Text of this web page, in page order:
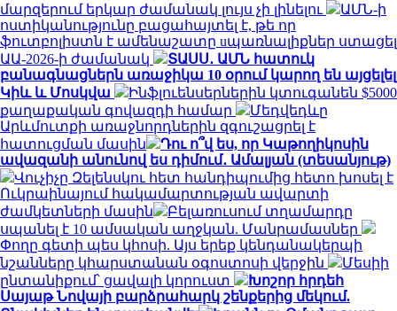
մարզերում երկար ժամանակ լույս չի լինելու
ԱՄՆ-ի
ոստիկանությունը բացահայտել է, թե որ
ֆուտբոլիստն է ամենաշատը uպառնալիքներ ստացել
ԱԱ-2026-ի ժամանակ
ՏԱՍՍ․ ԱՄՆ հատուկ
բանագնացներն առաջիկա 10 օրում կարող են այցելել
Կիև և Մոսկվա
Ինֆլուենսերներին կտուգանեն $5000
քաղաքական գովազդի համար
Մեդվեդևը
Արևմուտքի առաջնորդներին զգուշացրել է
հատուցման մասին
Դու ո՞վ ես, որ Կաթողիկոսին
ավազանի անունով ես դիմում․ Ամալյան (տեսանյութ)
Վուչիչը Զելենսկու հետ հանդիպումից հետո խոսել է
Ուկրաինայում հակամարտության ավարտի
ժամկետների մասին
Բելառուսում տղամարդը
սպանել է 10 ամսական աղջկան. Մանրամասներ
Փողը գետի պես կհոսի. Այս երեք կենդանակերպի
նշանները կհարստանան օգոստոսի վերջին
Մեսիի
ընտանիքում՝ ցավալի կորուստ
Խոշոր հրդեհ
Սայաթ Նովայի բարձրահարկ շենքերից մեկում.